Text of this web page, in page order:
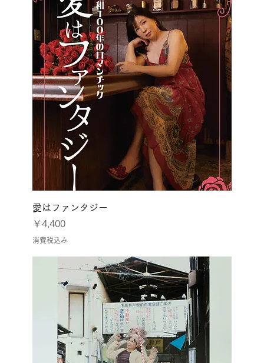
愛はファンタジー
価格
￥4,400
消費税込み